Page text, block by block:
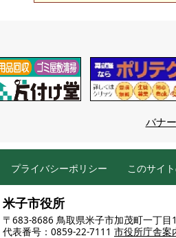
バナ
プライバシーポリシー このサイ
米子市役所
〒683-8686 鳥取県米子市加茂町一丁目
代表番号：0859-22-7111 市役所庁舎案